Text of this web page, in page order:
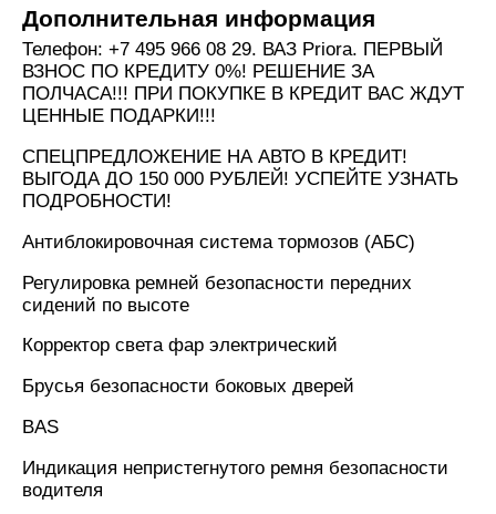
Дополнительная информация
Телефон: +7 495 966 08 29. ВАЗ Priora. ПЕРВЫЙ
ВЗНОС ПО КРЕДИТУ 0%! РЕШЕНИЕ ЗА
ПОЛЧАСА!!! ПРИ ПОКУПКЕ В КРЕДИТ ВАС ЖДУТ
ЦЕННЫЕ ПОДАРКИ!!!
СПЕЦПРЕДЛОЖЕНИЕ НА АВТО В КРЕДИТ!
ВЫГОДА ДО 150 000 РУБЛЕЙ! УСПЕЙТЕ УЗНАТЬ
ПОДРОБНОСТИ!
Антиблокировочная система тормозов (АБС)
Регулировка ремней безопасности передних
сидений по высоте
Корректор света фар электрический
Брусья безопасности боковых дверей
BAS
Индикация непристегнутого ремня безопасности
водителя